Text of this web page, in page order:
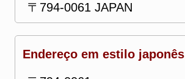
〒794-0061 JAPAN
Endereço em estilo japonês